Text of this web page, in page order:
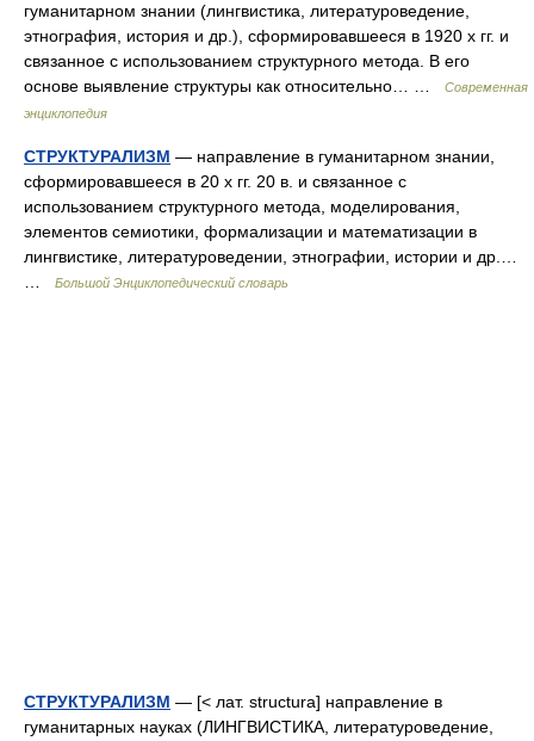
гуманитарном знании (лингвистика, литературоведение,
этнография, история и др.), сформировавшееся в 1920 х гг. и
связанное с использованием структурного метода. В его
основе выявление структуры как относительно… …
Современная
энциклопедия
СТРУКТУРАЛИЗМ — направление в гуманитарном знании,
сформировавшееся в 20 х гг. 20 в. и связанное с
использованием структурного метода, моделирования,
элементов семиотики, формализации и математизации в
лингвистике, литературоведении, этнографии, истории и др.…
Большой Энциклопедический словарь
СТРУКТУРАЛИЗМ — [< лат. structura] направление в
гуманитарных науках (ЛИНГВИСТИКА, литературоведение,